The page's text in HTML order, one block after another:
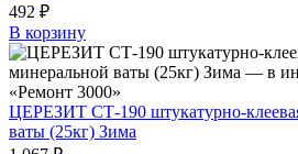
492 ₽
В корзину
ЦЕРЕЗИТ СТ-190 штукатурно-
ваты (25кг) Зима